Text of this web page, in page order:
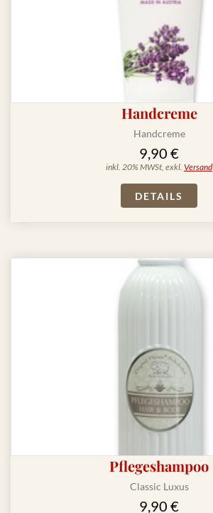
Handcreme
Handcreme
9,90 €
inkl. 20% MWSt, exkl. Versand
DETAILS
Pflegeshampoo
Classic Luxus
9,90 €